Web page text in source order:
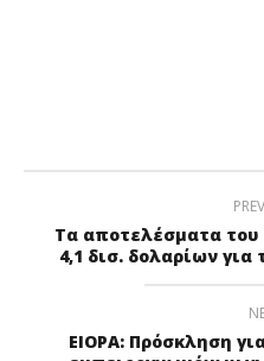
Τα αποτελέσματα του
4,1 δισ. δολαρίων
EIOPA: Πρόσκληση